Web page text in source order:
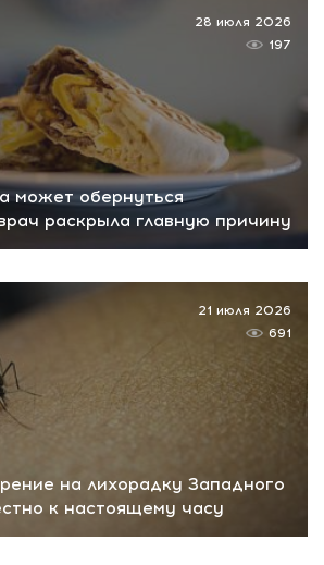
может обернуться
раскрыла главную причину
28 июля 2026
197
на лихорадку Западного
к настоящему часу
21 июля 2026
691